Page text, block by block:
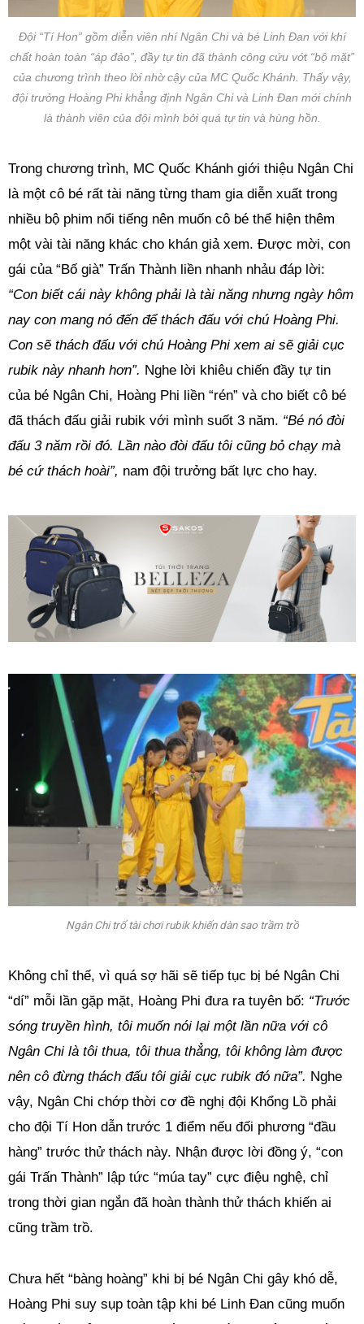
Đội “Tí Hon” gồm diễn viên nhí Ngân Chi và bé Linh Đan với khí
chất hoàn toàn “áp đảo”, đầy tự tin đã thành công cứu vớt “bộ mặt”
của chương trình theo lời nhờ cậy của MC Quốc Khánh. Thấy vậy,
đội trưởng Hoàng Phi khẳng định Ngân Chi và Linh Đan mới chính
là thành viên của đội mình bởi quá tự tin và hùng hồn.
Trong chương trình, MC Quốc Khánh giới thiệu Ngân Chi
là một cô bé rất tài năng từng tham gia diễn xuất trong
nhiều bộ phim nổi tiếng nên muốn cô bé thể hiện thêm
một vài tài năng khác cho khán giả xem. Được mời, con
gái của “Bố già” Trấn Thành liền nhanh nhảu đáp lời:
“Con biết cái này không phải là tài năng nhưng ngày hôm
nay con mang nó đến để thách đấu với chú Hoàng Phi.
Con sẽ thách đấu với chú Hoàng Phi xem ai sẽ giải cục
rubik này nhanh hơn”. Nghe lời khiêu chiến đầy tự tin
của bé Ngân Chi, Hoàng Phi liền “rén” và cho biết cô bé
đã thách đấu giải rubik với mình suốt 3 năm. “Bé nó đòi
đấu 3 năm rồi đó. Lần nào đòi đấu tôi cũng bỏ chạy mà
bé cứ thách hoài”, nam đội trưởng bất lực cho hay.
Ngân Chi trổ tài chơi rubik khiến dàn sao trầm trồ
Không chỉ thế, vì quá sợ hãi sẽ tiếp tục bị bé Ngân Chi
“dí” mỗi lần gặp mặt, Hoàng Phi đưa ra tuyên bố: “Trước
sóng truyền hình, tôi muốn nói lại một lần nữa với cô
Ngân Chi là tôi thua, tôi thua thẳng, tôi không làm được
nên cô đừng thách đấu tôi giải cục rubik đó nữa”. Nghe
vậy, Ngân Chi chớp thời cơ đề nghị đội Khổng Lồ phải
cho đội Tí Hon dẫn trước 1 điểm nếu đối phương “đầu
hàng” trước thử thách này. Nhận được lời đồng ý, “con
gái Trấn Thành” lập tức “múa tay” cực điệu nghệ, chỉ
trong thời gian ngắn đã hoàn thành thử thách khiến ai
cũng trầm trồ.
Chưa hết “bàng hoàng” khi bị bé Ngân Chi gây khó dễ,
Hoàng Phi suy sụp toàn tập khi bé Linh Đan cũng muốn